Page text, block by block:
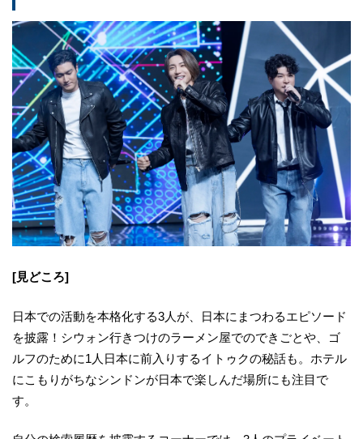
[見どころ]
日本での活動を本格化する3人が、日本にまつわるエピソード
を披露！シウォン行きつけのラーメン屋でのできごとや、ゴ
ルフのために1人日本に前入りするイトゥクの秘話も。ホテル
にこもりがちなシンドンが日本で楽しんだ場所にも注目で
す。